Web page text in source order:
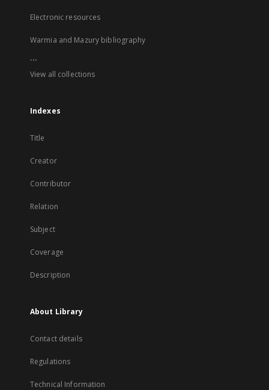
Electronic resources
Warmia and Mazury bibliography
...
View all collections
Indexes
Title
Creator
Contributor
Relation
Subject
Coverage
Description
About Library
Contact details
Regulations
Technical Information